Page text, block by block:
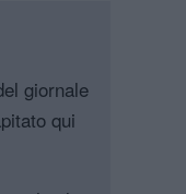
giornale
qui